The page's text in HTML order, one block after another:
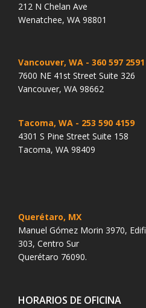
212 N Chelan Ave
Wenatchee, WA 98801
Vancouver, WA - 360 597 2591
7600 NE 41st Street Suite 326
Vancouver, WA 98662
Tacoma, WA - 253 590 4159
4301 S Pine Street Suite 158
Tacoma, WA 98409
Querétaro, MX
Manuel Gómez Morin 3970,
303, Centro Sur
Querétaro 76090.
HORARIOS DE OFICINA